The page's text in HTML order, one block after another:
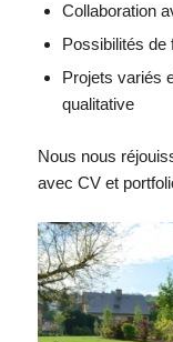
Collaboration
Possibilités de
Projets variés
qualitative
Nous nous
avec CV et